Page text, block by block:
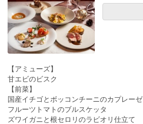
【アミューズ】
甘エビのビスク
【前菜】
国産イチゴとボッコンチーニのカプレーゼ
フルーツトマトのブルスケッタ
ズワイガニと根セロリのラビオリ仕立て